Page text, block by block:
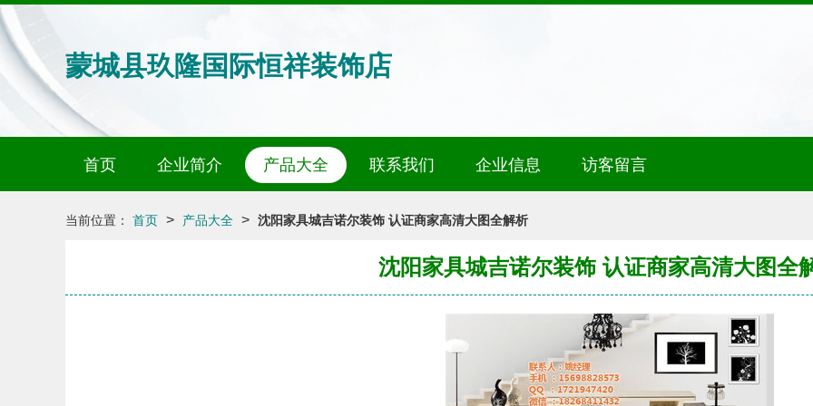
蒙城县玖隆国际恒祥装饰店
首页 企业简介 产品大全 联系我们 企业信息 访客留言
当前位置： 首页 > 产品大全 > 沈阳家具城吉诺尔装饰 认证商家高清大图全解析
沈阳家具城吉诺尔装饰 认证商家高清大图全